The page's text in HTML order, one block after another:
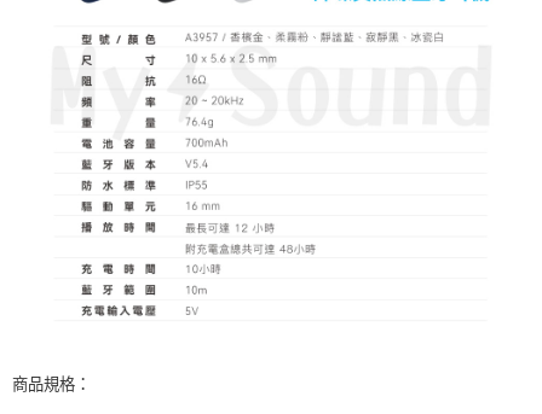
商品規格：